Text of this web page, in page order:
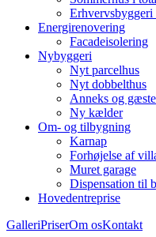
Erhvervsbyggeri
Energirenovering
Facadeisolering
Nybyggeri
Nyt parcelhus
Nyt dobbelthus
Anneks og
Ny kælder
Om- og tilbygning
Karnap
Forhøjelse af
Muret garage
Dispensation til
Hovedentreprise
GalleriPriserOm osKontakt